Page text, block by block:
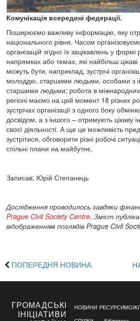
Комунікація всередині федерації.
Поширюємо важливу інформацію, яку
національного рівня. Часом
організацій згідно їх зацікавлень у
напрямках або темах, які найбільш
можуть бути, наприклад, зустрічі
молоддю, старшими людьми, особами з
старшими людьми; робота в
регіоні маємо на цей момент 18 різних
зустрічах організації з одного боку
досвідом, а з іншого – отримують цікаву
своєї діяльності. А ще це можливість
зустрітися, обговорити різні робочі
спільні плани на майбутнє.
Записав: Юрій Степанець
Дослідження проводилось завдяки
Prague Civil Society Centre. Зміст
відображенням поглядів Prague Civil
ПОПЕРЕДНЯ НОВИНА
ГРОМАДСЬКІ
ІНІЦІАТИВИ
НОВИНИ РЕСУРСИ